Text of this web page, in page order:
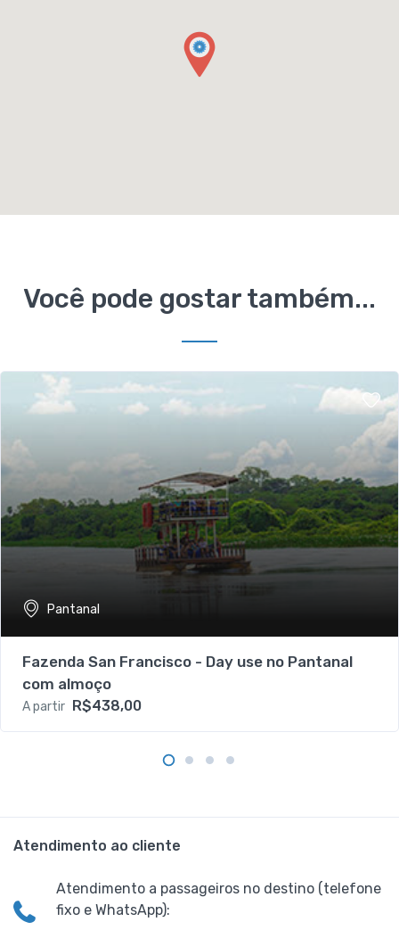
Você pode gostar também...
Pantanal
Fazenda San Francisco - Day use no Pantanal
com almoço
A partir R$438,00
Atendimento ao cliente
Atendimento a passageiros no destino (telefone
fixo e WhatsApp):